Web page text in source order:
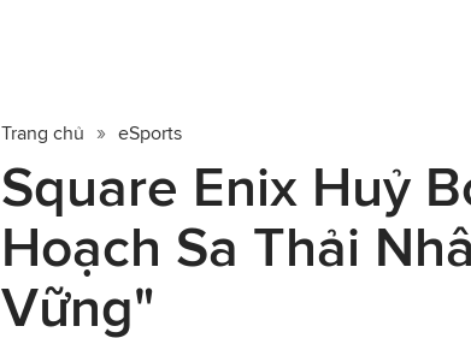
Trang chủ eSports
Square Enix Huỷ
Hoạch Sa Thải
Vững"